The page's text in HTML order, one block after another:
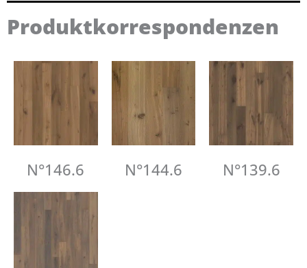
Produktkorrespondenzen
N°146.6 N°144.6 N°139.6